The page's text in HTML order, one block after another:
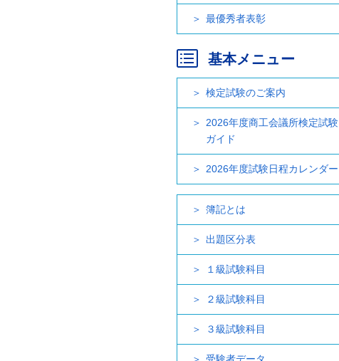
最優秀者表彰
基本メニュー
検定試験のご案内
2026年度商工会議所検定試験
ガイド
2026年度試験日程カレンダー
簿記とは
出題区分表
１級試験科目
２級試験科目
３級試験科目